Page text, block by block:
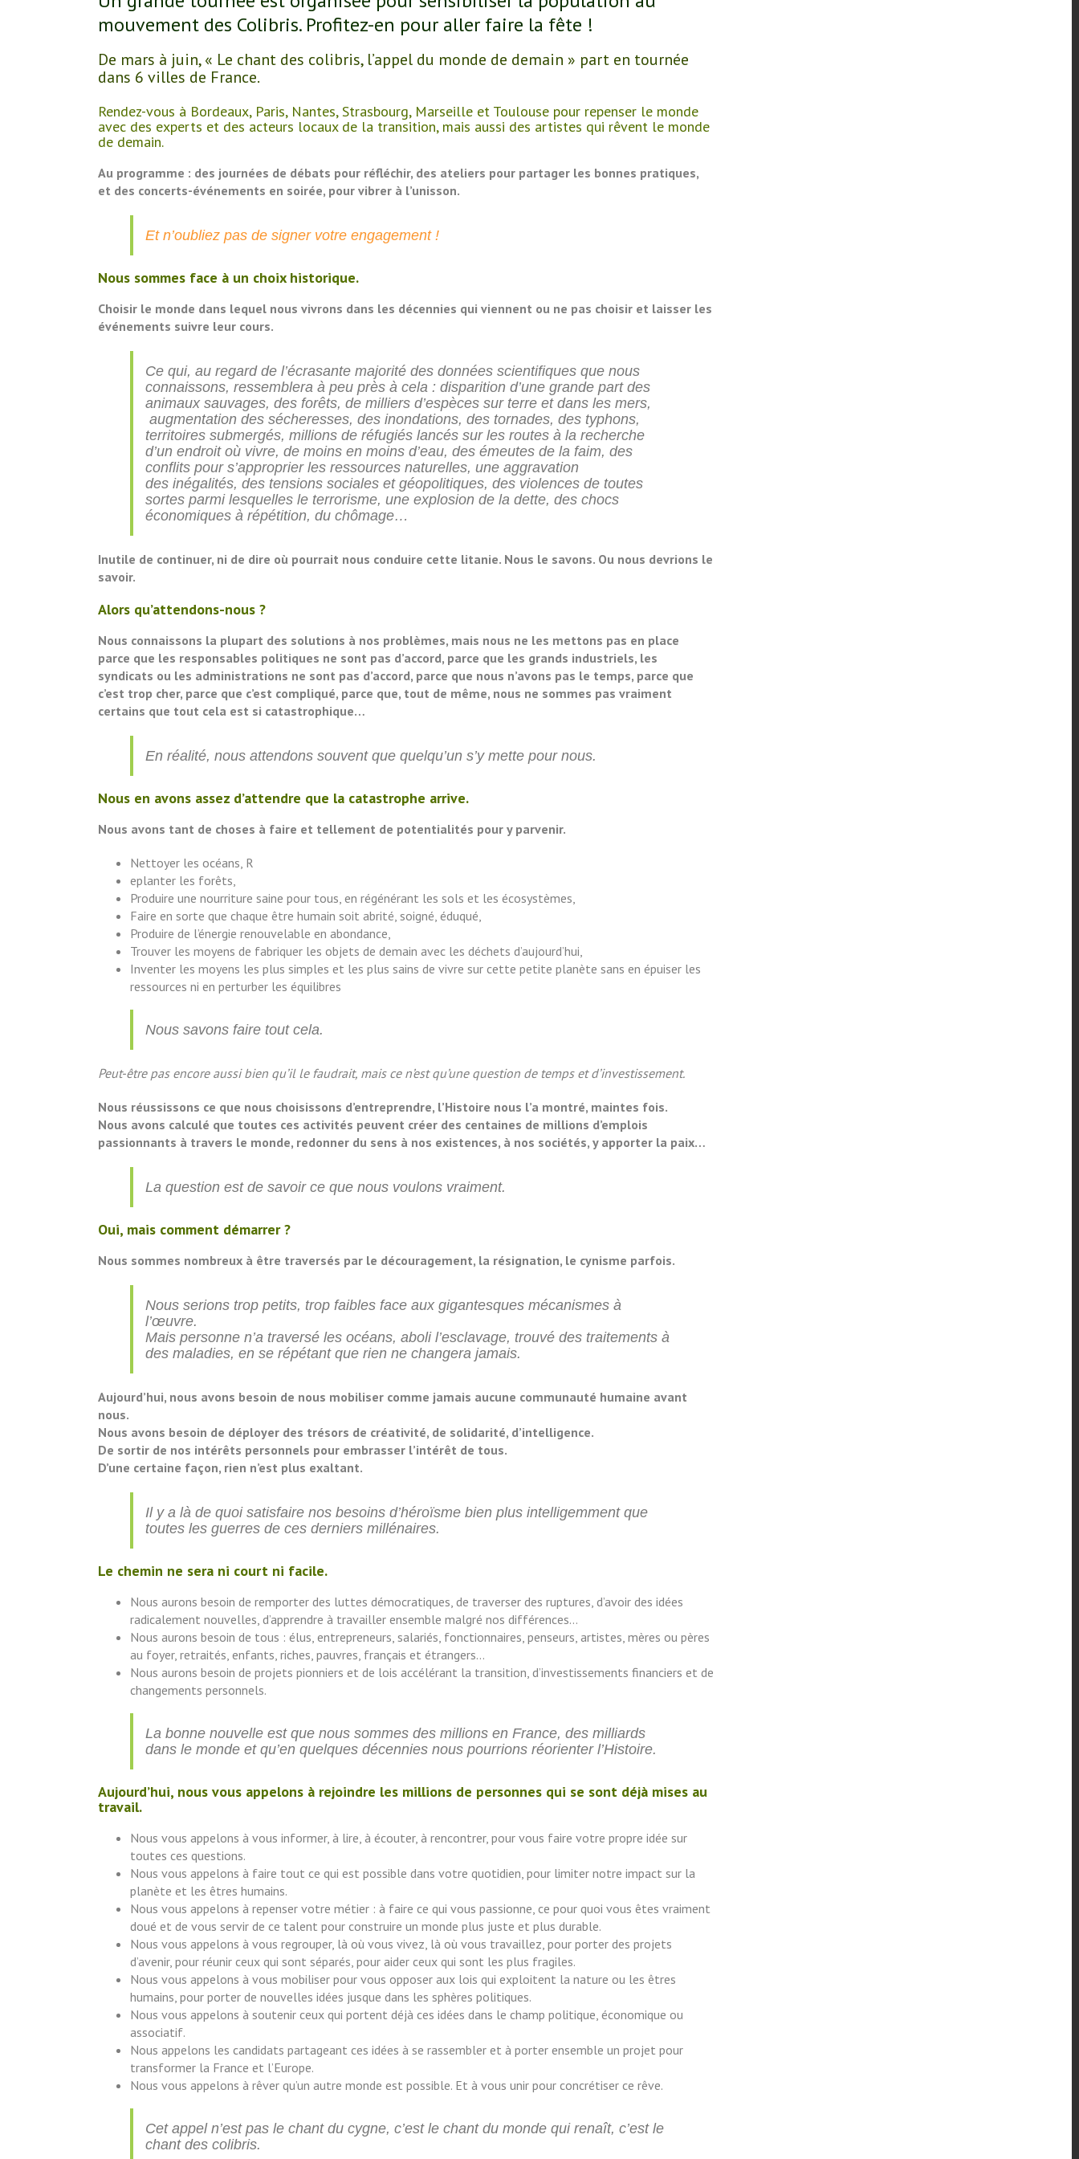
mouvement des Colibris. Profitez-en pour aller faire la fête !
De mars à juin, « Le chant des colibris, l’appel du monde de demain » part en tournée
dans 6 villes de France.
Rendez-vous à Bordeaux, Paris, Nantes, Strasbourg, Marseille et Toulouse pour repenser le monde
avec des experts et des acteurs locaux de la transition, mais aussi des artistes qui rêvent le monde
de demain.
Au programme : des journées de débats pour réfléchir, des ateliers pour partager les bonnes pratiques,
et des concerts-événements en soirée, pour vibrer à l’unisson.
Et n’oubliez pas de signer votre engagement !
Nous sommes face à un choix historique.
Choisir le monde dans lequel nous vivrons dans les décennies qui viennent ou ne pas choisir et laisser les
événements suivre leur cours.
Ce qui, au regard de l’écrasante majorité des données scientifiques que nous
connaissons, ressemblera à peu près à cela : disparition d’une grande part des
animaux sauvages, des forêts, de milliers d’espèces sur terre et dans les mers,
augmentation des sécheresses, des inondations, des tornades, des typhons,
territoires submergés, millions de réfugiés lancés sur les routes à la recherche
d’un endroit où vivre, de moins en moins d’eau, des émeutes de la faim, des
conflits pour s’approprier les ressources naturelles, une aggravation
des inégalités, des tensions sociales et géopolitiques, des violences de toutes
sortes parmi lesquelles le terrorisme, une explosion de la dette, des chocs
économiques à répétition, du chômage…
Inutile de continuer, ni de dire où pourrait nous conduire cette litanie. Nous le savons. Ou nous devrions le
savoir.
Alors qu’attendons-nous ?
Nous connaissons la plupart des solutions à nos problèmes, mais nous ne les mettons pas en place
parce que les responsables politiques ne sont pas d’accord, parce que les grands industriels, les
syndicats ou les administrations ne sont pas d’accord, parce que nous n’avons pas le temps, parce que
c’est trop cher, parce que c’est compliqué, parce que, tout de même, nous ne sommes pas vraiment
certains que tout cela est si catastrophique…
En réalité, nous attendons souvent que quelqu’un s’y mette pour nous.
Nous en avons assez d’attendre que la catastrophe arrive.
Nous avons tant de choses à faire et tellement de potentialités pour y parvenir.
Nettoyer les océans, R
eplanter les forêts,
Produire une nourriture saine pour tous, en régénérant les sols et les écosystèmes,
Faire en sorte que chaque être humain soit abrité, soigné, éduqué,
Produire de l’énergie renouvelable en abondance,
Trouver les moyens de fabriquer les objets de demain avec les déchets d’aujourd’hui,
Inventer les moyens les plus simples et les plus sains de vivre sur cette petite planète sans en épuiser les
ressources ni en perturber les équilibres
Nous savons faire tout cela.
Peut-être pas encore aussi bien qu’il le faudrait, mais ce n’est qu’une question de temps et d’investissement.
Nous réussissons ce que nous choisissons d’entreprendre, l’Histoire nous l’a montré, maintes fois.
Nous avons calculé que toutes ces activités peuvent créer des centaines de millions d’emplois
passionnants à travers le monde, redonner du sens à nos existences, à nos sociétés, y apporter la paix…
La question est de savoir ce que nous voulons vraiment.
Oui, mais comment démarrer ?
Nous sommes nombreux à être traversés par le découragement, la résignation, le cynisme parfois.
Nous serions trop petits, trop faibles face aux gigantesques mécanismes à
l’œuvre.
Mais personne n’a traversé les océans, aboli l’esclavage, trouvé des traitements à
des maladies, en se répétant que rien ne changera jamais.
Aujourd’hui, nous avons besoin de nous mobiliser comme jamais aucune communauté humaine avant
nous.
Nous avons besoin de déployer des trésors de créativité, de solidarité, d’intelligence.
De sortir de nos intérêts personnels pour embrasser l’intérêt de tous.
D’une certaine façon, rien n’est plus exaltant.
Il y a là de quoi satisfaire nos besoins d’héroïsme bien plus intelligemment que
toutes les guerres de ces derniers millénaires.
Le chemin ne sera ni court ni facile.
Nous aurons besoin de remporter des luttes démocratiques, de traverser des ruptures, d’avoir des idées
radicalement nouvelles, d’apprendre à travailler ensemble malgré nos différences…
Nous aurons besoin de tous : élus, entrepreneurs, salariés, fonctionnaires, penseurs, artistes, mères ou pères
au foyer, retraités, enfants, riches, pauvres, français et étrangers…
Nous aurons besoin de projets pionniers et de lois accélérant la transition, d’investissements financiers et de
changements personnels.
La bonne nouvelle est que nous sommes des millions en France, des milliards
dans le monde et qu’en quelques décennies nous pourrions réorienter l’Histoire.
Aujourd’hui, nous vous appelons à rejoindre les millions de personnes qui se sont déjà mises au
travail.
Nous vous appelons à vous informer, à lire, à écouter, à rencontrer, pour vous faire votre propre idée sur
toutes ces questions.
Nous vous appelons à faire tout ce qui est possible dans votre quotidien, pour limiter notre impact sur la
planète et les êtres humains.
Nous vous appelons à repenser votre métier : à faire ce qui vous passionne, ce pour quoi vous êtes vraiment
doué et de vous servir de ce talent pour construire un monde plus juste et plus durable.
Nous vous appelons à vous regrouper, là où vous vivez, là où vous travaillez, pour porter des projets
d’avenir, pour réunir ceux qui sont séparés, pour aider ceux qui sont les plus fragiles.
Nous vous appelons à vous mobiliser pour vous opposer aux lois qui exploitent la nature ou les êtres
humains, pour porter de nouvelles idées jusque dans les sphères politiques.
Nous vous appelons à soutenir ceux qui portent déjà ces idées dans le champ politique, économique ou
associatif.
Nous appelons les candidats partageant ces idées à se rassembler et à porter ensemble un projet pour
transformer la France et l’Europe.
Nous vous appelons à rêver qu’un autre monde est possible. Et à vous unir pour concrétiser ce rêve.
Cet appel n’est pas le chant du cygne, c’est le chant du monde qui renaît, c’est le
chant des colibris.